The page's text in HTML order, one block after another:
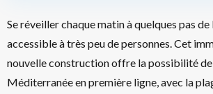
Se réveiller chaque matin à quelques pas de
accessible à très peu de personnes. Cet
nouvelle construction offre la possibilité
Méditerranée en première ligne, avec la